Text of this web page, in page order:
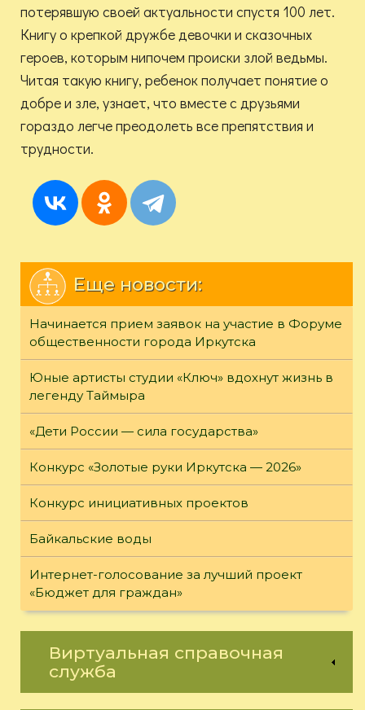
потерявшую своей актуальности спустя 100 лет.
Книгу о крепкой дружбе девочки и сказочных
героев, которым нипочем происки злой ведьмы.
Читая такую книгу, ребенок получает понятие о
добре и зле, узнает, что вместе с друзьями
гораздо легче преодолеть все препятствия и
трудности.
Еще новости:
Начинается прием заявок на участие в Форуме
общественности города Иркутска
Юные артисты студии «Ключ» вдохнут жизнь в
легенду Таймыра
«Дети России — сила государства»
Конкурс «Золотые руки Иркутска — 2026»
Конкурс инициативных проектов
Байкальские воды
Интернет-голосование за лучший проект
«Бюджет для граждан»
Виртуальная справочная
служба